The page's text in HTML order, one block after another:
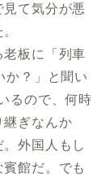
て気分が悪
板に「列車
か？」と聞い
るので、何時
継ぎなんか
外国人もし
館だ。でも